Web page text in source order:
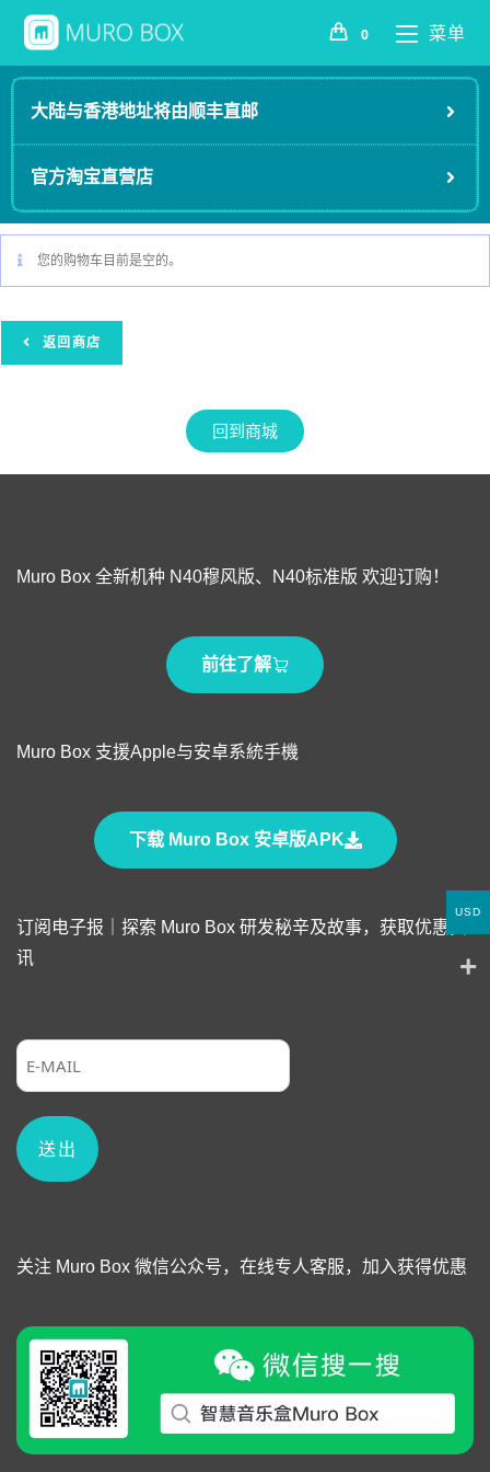
0 菜单
大陆与香港地址将由顺丰直邮
官方淘宝直营店
您的购物车目前是空的。
返回商店
回到商城
Muro Box 全新机种 N40穆风版、N40标准版 欢迎订购！
前往了解
Muro Box 支援Apple与安卓系統手機
下载 Muro Box 安卓版APK
订阅电子报｜探索 Muro Box 研发秘辛及故事，获取优惠资
讯
关注 Muro Box 微信公众号，在线专人客服，加入获得优惠
USD